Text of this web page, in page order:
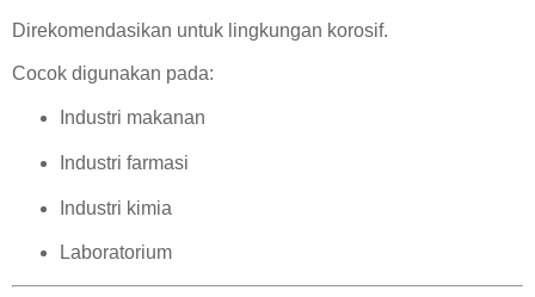
Direkomendasikan untuk lingkungan korosif.
Cocok digunakan pada:
Industri makanan
Industri farmasi
Industri kimia
Laboratorium